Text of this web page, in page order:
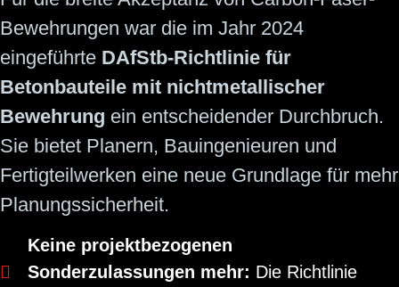
Bewehrungen war die im Jahr 2024
eingeführte DAfStb-Richtlinie für
Betonbauteile mit nichtmetallischer
Bewehrung ein entscheidender Durchbruch.
Sie bietet Planern, Bauingenieuren und
Fertigteilwerken eine neue Grundlage für mehr
Planungssicherheit.
Keine projektbezogenen
Sonderzulassungen mehr: Die Richtlinie